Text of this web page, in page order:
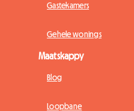
Gastekamers
Gehele wonings
Maatskappy
Blog
Loopbane